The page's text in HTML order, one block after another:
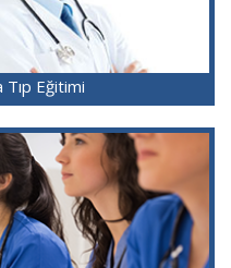
Eğitimi